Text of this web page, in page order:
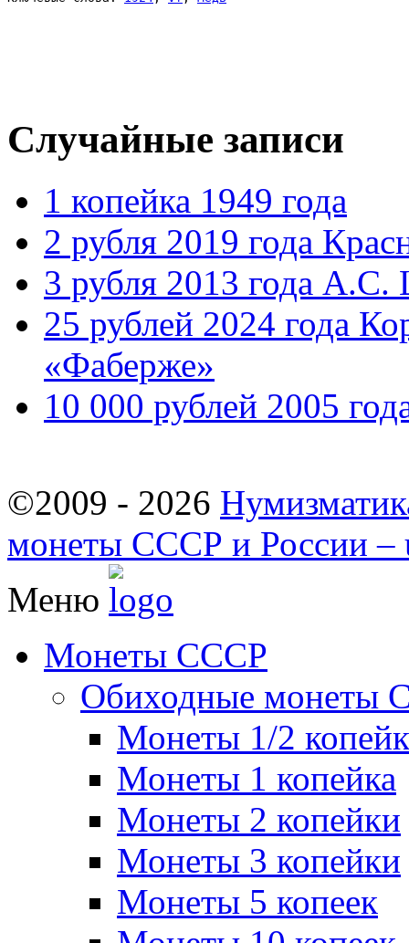
Случайные записи
1 копейка 1949 года
2 рубля 2019 года
3 рубля 2013 года
25 рублей 2024 года
«Фаберже»
10 000 рублей 2005
©2009 - 2026
монеты СССР и России –
Меню
Монеты СССР
Обиходные монеты
Монеты 1/2
Монеты 1 копейка
Монеты 2 копейки
Монеты 3 копейки
Монеты 5 копеек